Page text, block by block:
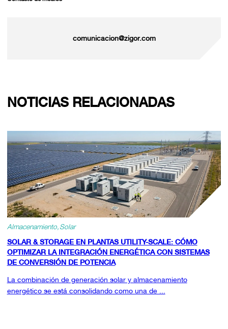
comunicacion@zigor.com
NOTICIAS RELACIONADAS
Almacenamiento Solar
SOLAR & STORAGE EN PLANTAS UTILITY-SCALE: CÓMO
OPTIMIZAR LA INTEGRACIÓN ENERGÉTICA CON SISTEMAS
DE CONVERSIÓN DE POTENCIA
La combinación de generación solar y almacenamiento
energético se está consolidando como una de ...